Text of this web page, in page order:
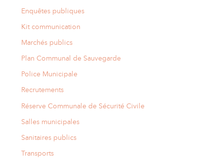
Enquêtes publiques
Kit communication
Marchés publics
Plan Communal de Sauvegarde
Police Municipale
Recrutements
Réserve Communale de Sécurité Civile
Salles municipales
Sanitaires publics
Transports